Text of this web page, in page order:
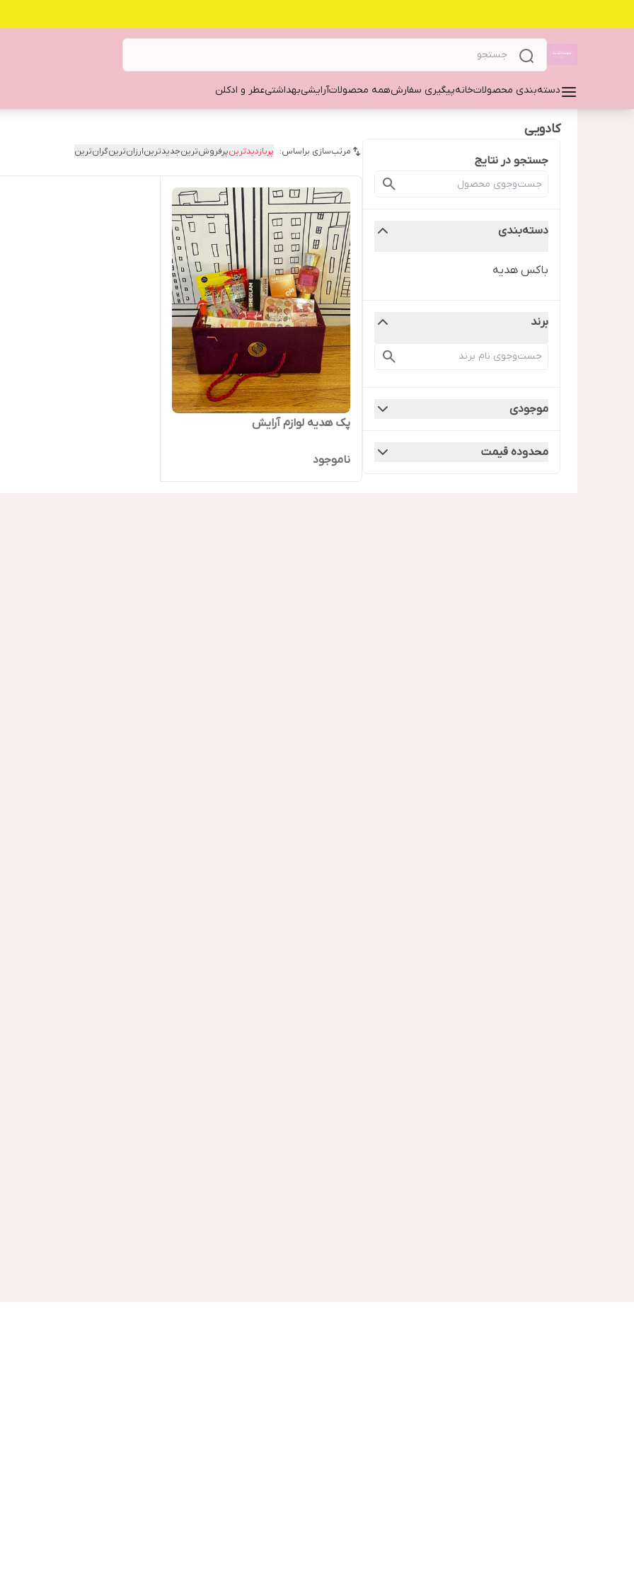
دسته‌بندی محصولاتخانهپیگیری سفارشهمه محصولاتآرایشیبهداشتیعطر و ادکلن
کادویی
جستجو در نتایج
دسته‌بندی
باکس هدیه
برند
موجودی
محدوده قیمت
مرتب‌سازی براساس: پربازدیدترینپرفروش‌ترینجدیدترینارزان‌ترینگران‌ترین
پک هدیه لوازم آرایش
ناموجود